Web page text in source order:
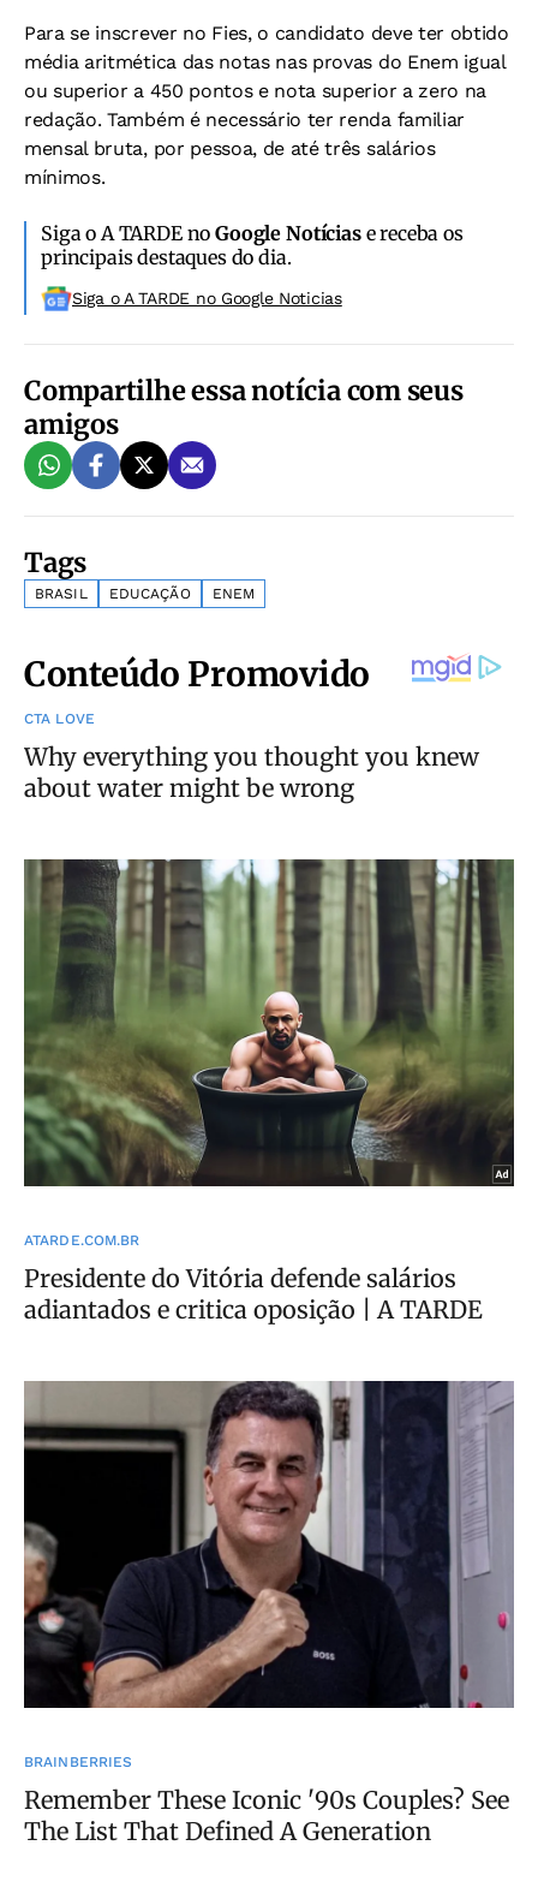
Para se inscrever no Fies, o candidato deve ter obtido
média aritmética das notas nas provas do Enem igual
ou superior a 450 pontos e nota superior a zero na
redação. Também é necessário ter renda familiar
mensal bruta, por pessoa, de até três salários
mínimos.
Siga o A TARDE noGoogle Notíciase receba os
principais destaques do dia.
Siga o A TARDE no Google Noticias
Compartilhe essa notícia com seus
amigos
Tags
BRASIL EDUCAÇÃO ENEM